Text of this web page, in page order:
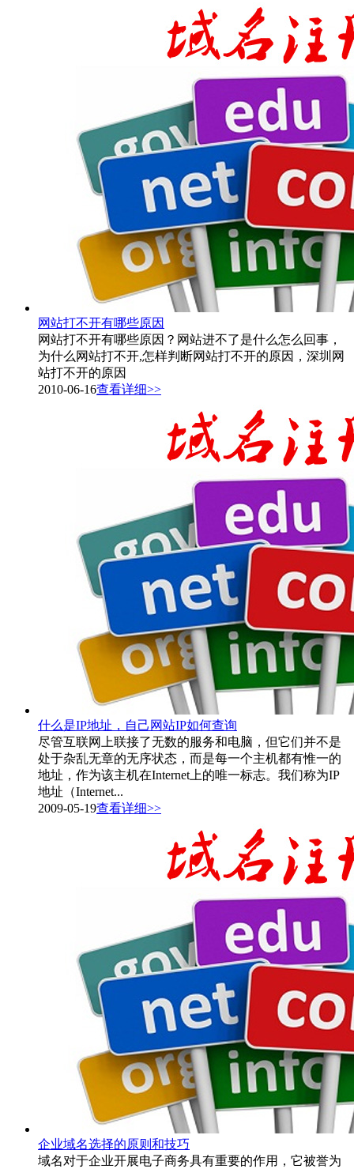
网站打不开有哪些原因
网站打不开有哪些原因？网站进不了是什么怎么回事，
为什么网站打不开,怎样判断网站打不开的原因，深圳网
站打不开的原因
2010-06-16查看详细>>
什么是IP地址，自己网站IP如何查询
尽管互联网上联接了无数的服务和电脑，但它们并不是
处于杂乱无章的无序状态，而是每一个主机都有惟一的
地址，作为该主机在Internet上的唯一标志。我们称为IP
地址（Internet...
2009-05-19查看详细>>
企业域名选择的原则和技巧
域名对于企业开展电子商务具有重要的作用，它被誉为